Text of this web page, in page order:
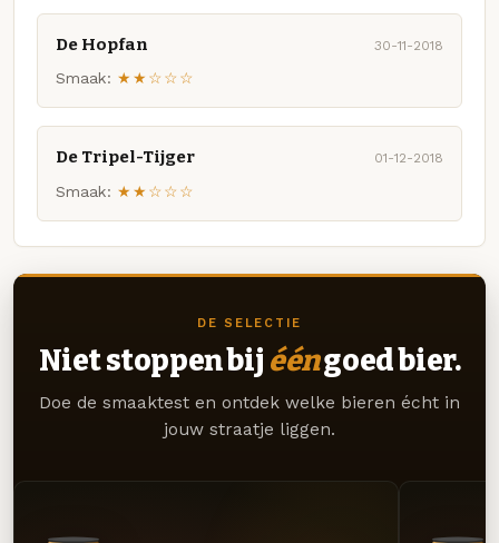
De Hopfan 30-11-2018
Smaak: ★★☆☆☆
De Tripel-Tijger 01-12-2018
Smaak: ★★☆☆☆
DE SELECTIE
Niet stoppen bij ééngoed bier.
Doe de smaaktest en ontdek welke bieren écht in
jouw straatje liggen.